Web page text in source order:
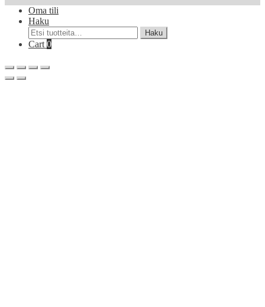
Oma tili
Haku
Etsi:
Haku
Cart 0